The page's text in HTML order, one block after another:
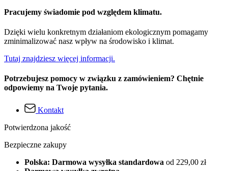
Pracujemy świadomie pod względem klimatu.
Dzięki wielu konkretnym działaniom ekologicznym pomagamy
zminimalizować nasz wpływ na środowisko i klimat.
Tutaj znajdziesz więcej informacji.
Potrzebujesz pomocy w związku z zamówieniem? Chętnie
odpowiemy na Twoje pytania.
Kontakt
Potwierdzona jakość
Bezpieczne zakupy
Polska: Darmowa wysyłka standardowa od 229,00 zł